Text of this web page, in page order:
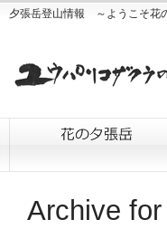
夕張岳登山情報 ～ようこそ花
Archive